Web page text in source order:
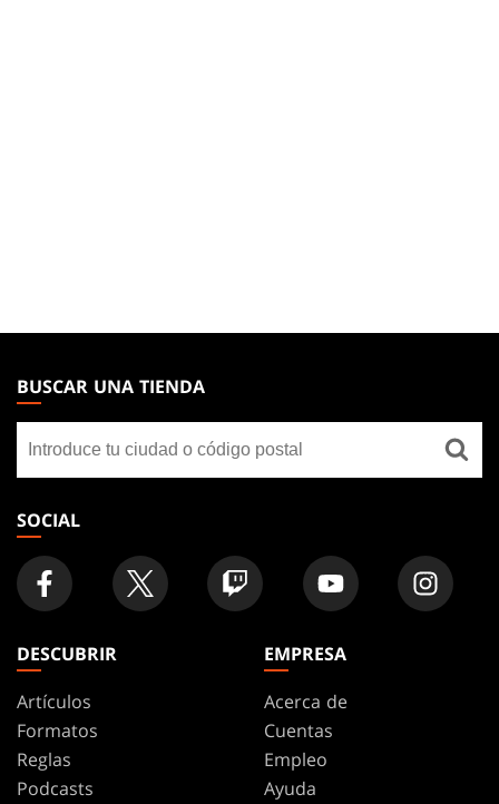
THE
GATHERING
FOOTER
BUSCAR UNA TIENDA
una
tienda
SOCIAL
DESCUBRIR
Artículos
Formatos
Reglas
Podcasts
EMPRESA
Acerca de
Cuentas
Empleo
Ayuda